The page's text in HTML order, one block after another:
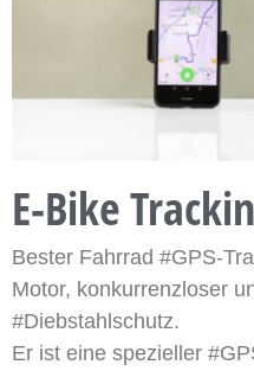
E-Bike
Bester Fahrrad #GPS-
Motor, konkurrenzloser
#Diebstahlschutz.
Er ist eine spezieller